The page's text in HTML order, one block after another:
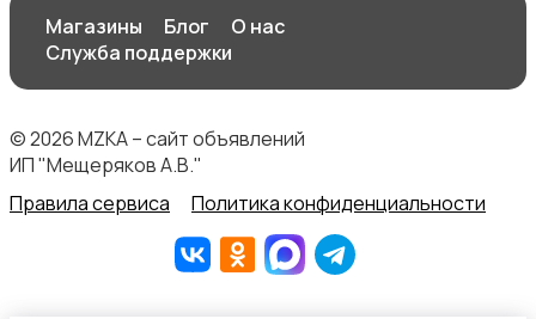
Магазины Блог
О нас
Служба поддержки
© 2026 MZKA – сайт объявлений
ИП "Мещеряков А.В."
Правила сервиса
Политика конфиденциальности